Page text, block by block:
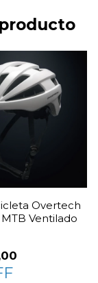
Overtech
Ventilado